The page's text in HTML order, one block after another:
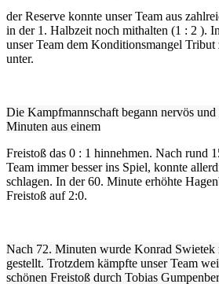
der Reserve konnte unser Team aus
in der 1. Halbzeit noch mithalten (1 : 2 ).
unser Team dem Konditionsmangel
unter.
Die Kampfmannschaft begann nervös und
Minuten aus einem
Freistoß das 0 : 1 hinnehmen. Nach rund
Team immer besser ins Spiel, konnte
schlagen. In der 60. Minute erhöhte
Freistoß auf 2:0.
Nach 72. Minuten wurde Konrad
gestellt. Trotzdem kämpfte unser Team
schönen Freistoß durch Tobias